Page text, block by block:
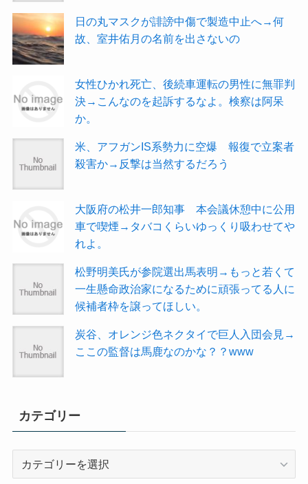
日の丸マスクが誹謗中傷で製造中止へ→何
故、室井佑月の名前を出さないの
女性ひかれ死亡、後続車運転の男性に無罪判
決→こんなのを起訴するなよ。検察は阿呆
か。
米、アフガンIS系勢力に空爆 報復で立案者
殺害か→反撃は当然するだろう
大阪府の松井一郎知事 本会議休憩中に公用
車で喫煙→タバコくらいゆっくり吸わせてや
れよ。
松野明美氏が参院選出馬表明→もっと若くて
一生懸命政治家になるために頑張ってる人に
候補者枠を譲ってほしい。
炭谷、オレンジ色ネクタイで巨人入団会見→
ここの監督は馬鹿なのかな？？www
カテゴリー